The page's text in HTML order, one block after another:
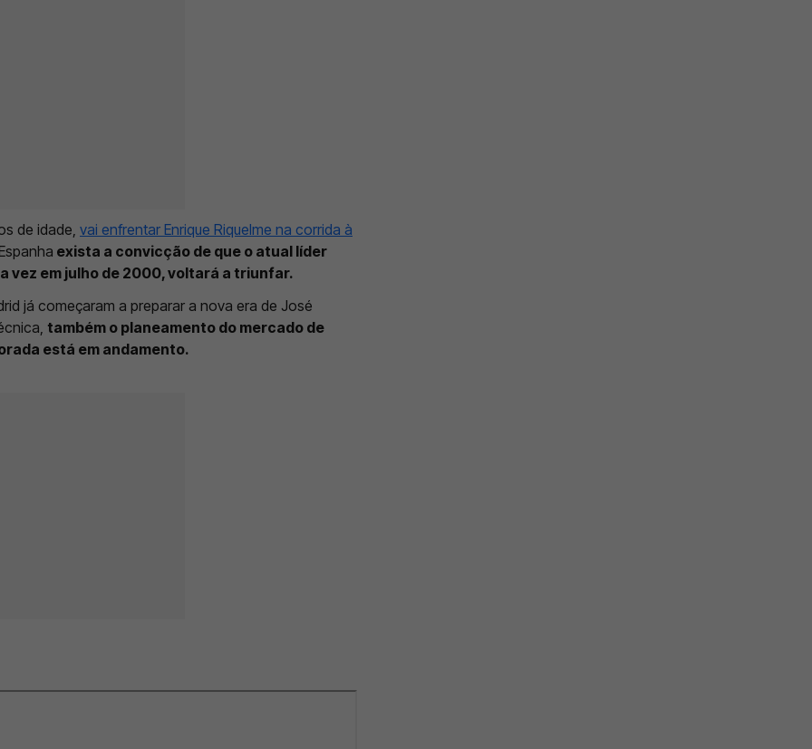
de idade, vai enfrentar Enrique Riquelme na corrida à
exista a convicção de que o atual líder
vez em julho de 2000, voltará a triunfar.
já começaram a preparar a nova era de José
também o planeamento do mercado de
está em andamento.